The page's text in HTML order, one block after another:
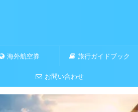
海外航空券 旅行ガイドブック
お問い合わせ